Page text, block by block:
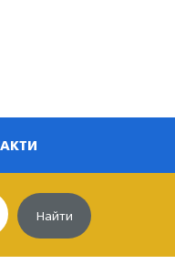
Найти